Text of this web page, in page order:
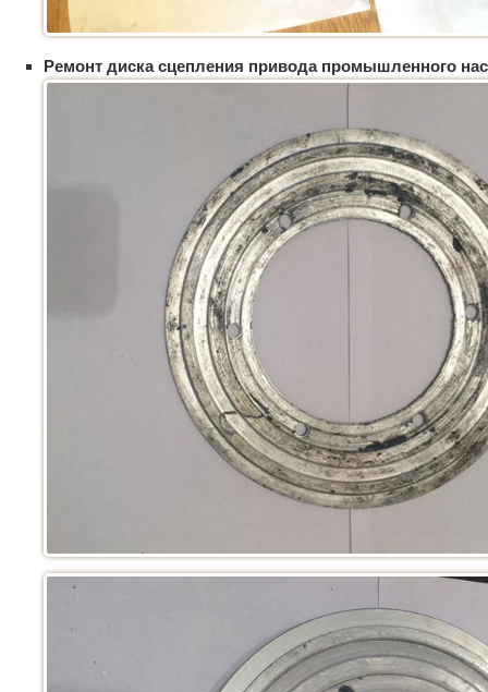
Ремонт диска сцепления привода промышленного